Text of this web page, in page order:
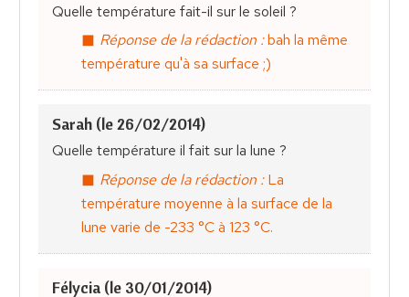
Quelle température fait-il sur le soleil ?
Réponse de la rédaction :bah la même
température qu'à sa surface ;)
Sarah (le 26/02/2014)
Quelle température il fait sur la lune ?
Réponse de la rédaction :La
température moyenne à la surface de la
lune varie de -233 °C à 123 °C.
Félycia (le 30/01/2014)